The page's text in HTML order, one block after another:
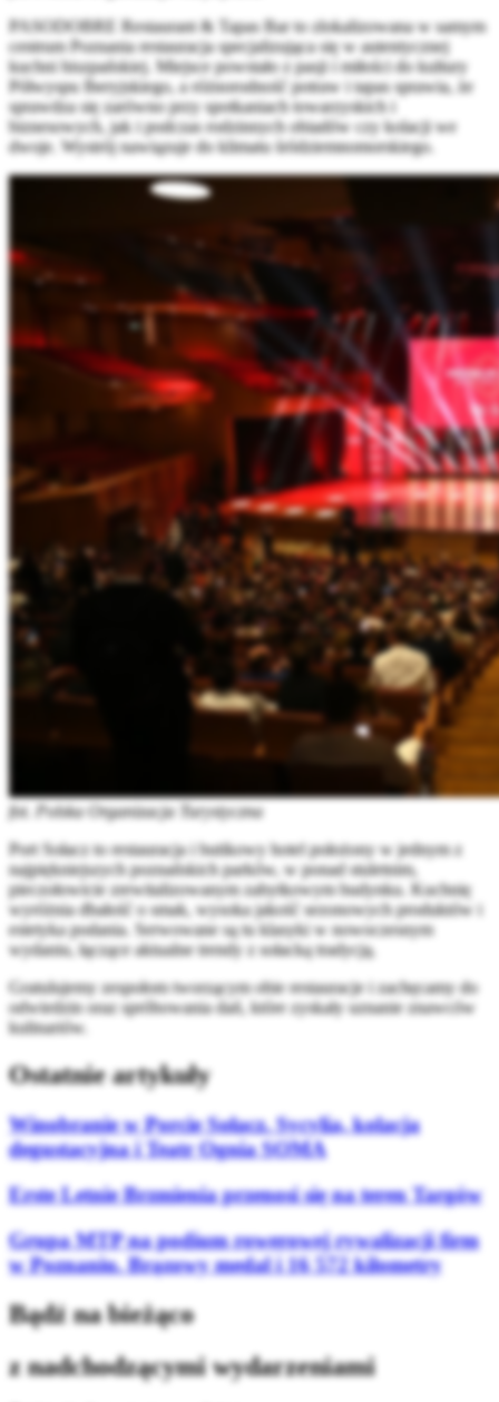
PASODOBRE Restaurant & Tapas Bar to zlokalizowana w samym
centrum Poznania restauracja specjalizująca się w autentycznej
kuchni hiszpańskiej. Miejsce powstało z pasji i miłości do kultury
Półwyspu Iberyjskiego, a różnorodność potraw i tapas sprawia, że
sprawdza się zarówno przy spotkaniach towarzyskich i
biznesowych, jak i podczas rodzinnych obiadów czy kolacji we
dwoje. Wystrój nawiązuje do klimatu śródziemnomorskiego.
fot. Polska Organizacja Turystyczna
Port Sołacz to restauracja i butikowy hotel położony w jednym z
najpiękniejszych poznańskich parków, w ponad stuletnim,
pieczołowicie zrewitalizowanym zabytkowym budynku. Kuchnię
wyróżnia dbałość o smak, wysoka jakość sezonowych produktów i
estetyka podania. Serwowane są tu klasyki w nowoczesnym
wydaniu, łączące aktualne trendy z sołacką tradycją.
Gratulujemy zespołom tworzącym obie restauracje i zachęcamy do
odwiedzin oraz spróbowania dań, które zyskały uznanie znawców
kulinariów.
Ostatnie artykuły
Winobranie w Porcie Sołacz. Sycylia, kolacja
degustacyjna i Teatr Ognia SOMA
Erste Letnie Brzmienia przenosi się na teren Targów
Grupa MTP na podium rowerowej rywalizacji firm
w Poznaniu. Brązowy medal i 16 572 kilometry
Bądź na bieżąco
z nadchodzącymi wydarzeniami